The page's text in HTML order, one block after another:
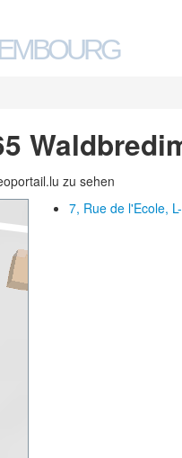
zu sehen
7, Rue de l'Ecole,